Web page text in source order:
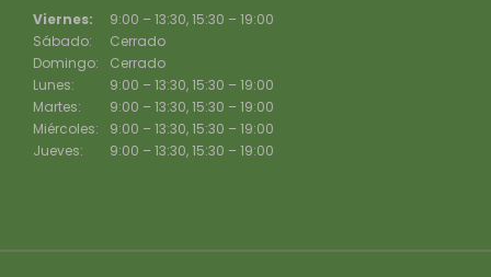
Viernes:
9:00 – 13:30, 15:30 – 19:00
Sábado:
Cerrado
Domingo:
Cerrado
Lunes:
9:00 – 13:30, 15:30 – 19:00
Martes:
9:00 – 13:30, 15:30 – 19:00
Miércoles:
9:00 – 13:30, 15:30 – 19:00
Jueves:
9:00 – 13:30, 15:30 – 19:00